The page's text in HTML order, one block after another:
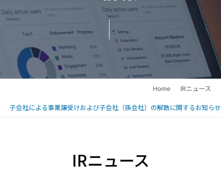
Home IRニュース
子会社による事業譲受けおよび子会社（孫会社）の解散に関するお知らせ
IRニュース